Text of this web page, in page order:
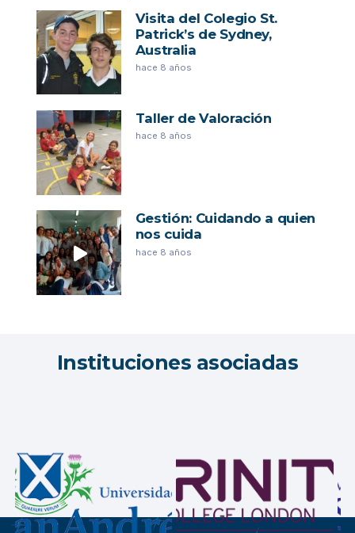
Visita del Colegio St.
Patrick’s de Sydney,
Australia
hace 8 años
Taller de Valoración
hace 8 años
Gestión: Cuidando a quien
nos cuida
hace 8 años
Instituciones asociadas